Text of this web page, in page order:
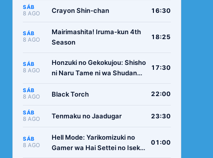
SÁB
8 AGO Crayon Shin-chan 16:30
SÁB
8 AGO
Mairimashita! Iruma-kun 4th
Season
18:25
SÁB
8 AGO
Honzuki no Gekokujou: Shisho
ni Naru Tame ni wa Shudan
Ryoushu no Youjo
17:30
SÁB
8 AGO Black Torch 22:00
SÁB
8 AGO Tenmaku no Jaadugar 23:30
SÁB
8 AGO
Hell Mode: Yarikomizuki no
Gamer wa Hai Settei no Isekai
01:00